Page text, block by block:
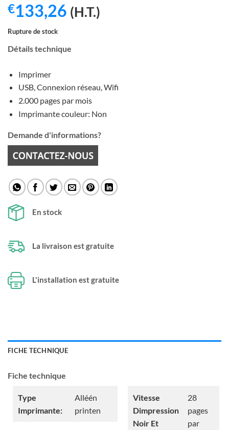
€133,26 (H.T.)
Rupture de stock
Détails technique
Imprimer
USB, Connexion réseau, Wifi
2.000 pages par mois
Imprimante couleur: Non
Demande d'informations?
En stock
La livraison est gratuite
L'installation est gratuite
FICHE TECHNIQUE
Fiche technique
Type
Imprimante:
Alléén
printen
Vitesse
Dimpression
Noir Et
28
pages
par